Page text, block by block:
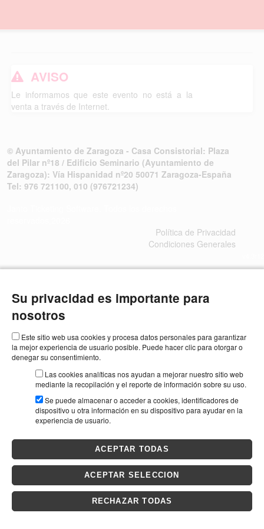
AVISO
Le informamos que este evento no está a la
venta a través de Internet.
© Ayuntamiento de Zaragoza - Casa Consistorial: Plaza
del Pilar nº18 / Edificio Seminario (Ayuntamiento de
Zaragoza): Vía Hispanidad nº20 50071 Zaragoza-España
Tel: 976 721100, 010 (976721234)
Política de Privacidad
Condiciones Generales
Su privacidad es importante para
nosotros
Este sitio web usa cookies y procesa datos personales para garantizar
la mejor experiencia de usuario posible. Puede hacer clic para otorgar o
denegar su consentimiento.
Las cookies analíticas nos ayudan a mejorar nuestro sitio web
mediante la recopilación y el reporte de información sobre su uso.
Se puede almacenar o acceder a cookies, identificadores de
dispositivo u otra información en su dispositivo para ayudar en la
experiencia de usuario.
ACEPTAR TODAS
ACEPTAR SELECCION
RECHAZAR TODAS